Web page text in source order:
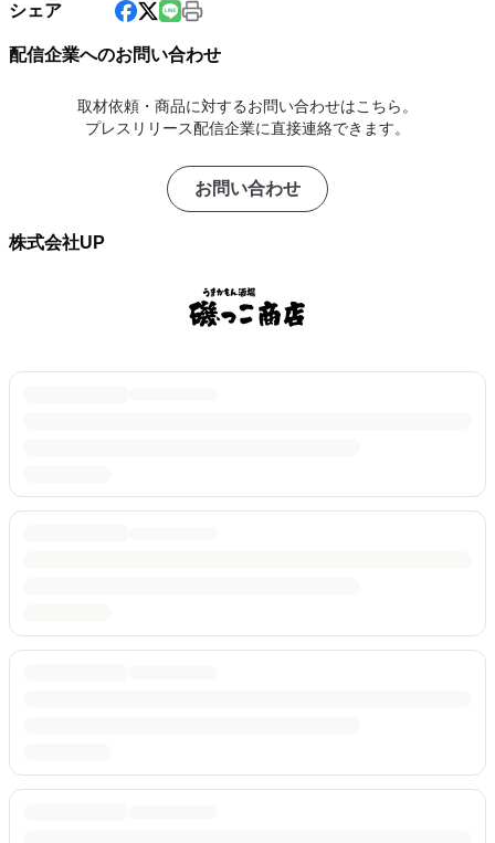
シェア
配信企業へのお問い合わせ
取材依頼・商品に対するお問い合わせはこちら。
プレスリリース配信企業に直接連絡できます。
お問い合わせ
株式会社UP